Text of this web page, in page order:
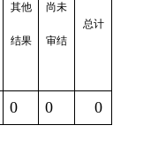
其他
结果
尚未
审结
总计
0 0 0